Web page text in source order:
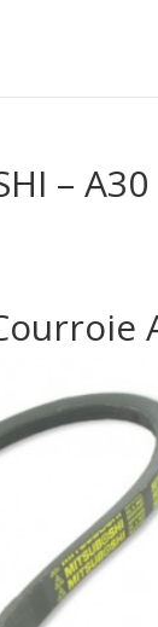
– A30